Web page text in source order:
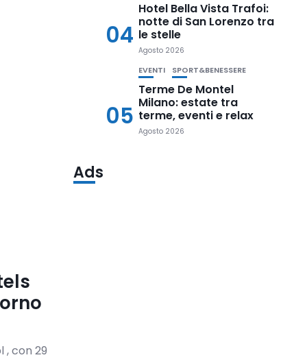
, con 29
04
Hotel Bella Vista Trafoi:
notte di San Lorenzo tra
le stelle
Agosto 2026
05
EVENTI SPORT&BENESSERE
Terme De Montel
Milano: estate tra
terme, eventi e relax
Agosto 2026
Ads